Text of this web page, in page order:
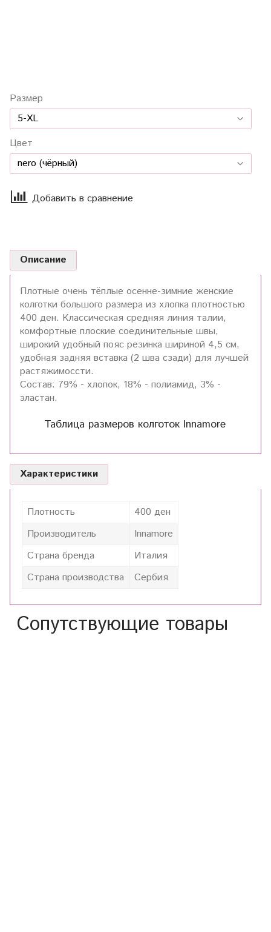
Размер
Цвет
Добавить в сравнение
Описание
Плотные очень тёплые осенне-зимние женские
колготки большого размера из хлопка плотностью
400 ден. Классическая средняя линия талии,
комфортные плоские соединительные швы,
широкий удобный пояс резинка шириной 4,5 см,
удобная задняя вставка (2 шва сзади) для лучшей
растяжимоссти.
Состав: 79% - хлопок, 18% - полиамид, 3% -
эластан.
Таблица размеров колготок Innamore
Характеристики
Плотность
400 ден
Производитель
Innamore
Страна бренда
Италия
Страна производства
Сербия
Сопутствующие товары